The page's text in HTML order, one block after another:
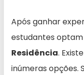
Após ganhar
estudantes
Residência.
inúmeras opções.